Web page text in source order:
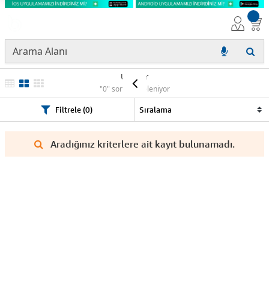
Ürünler
"0" sonuç listeleniyor
Filtrele (0)
Aradığınız kriterlere ait kayıt bulunamadı.